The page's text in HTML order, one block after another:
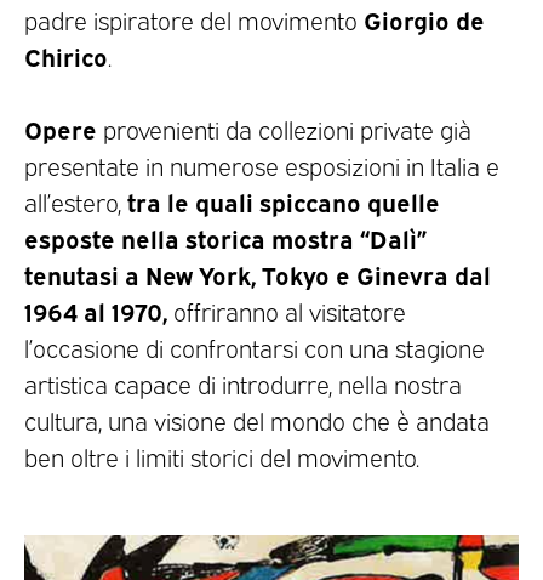
padre ispiratore del movimento Giorgio de
Chirico
Opere provenienti da collezioni private già
presentate in numerose esposizioni in Italia e
all’estero, tra le quali spiccano quelle
esposte nella storica mostra “Dalì”
tenutasi a New York, Tokyo e Ginevra dal
1964 al 1970, offriranno al visitatore
l’occasione di confrontarsi con una stagione
artistica capace di introdurre, nella nostra
cultura, una visione del mondo che è andata
ben oltre i limiti storici del movimento.